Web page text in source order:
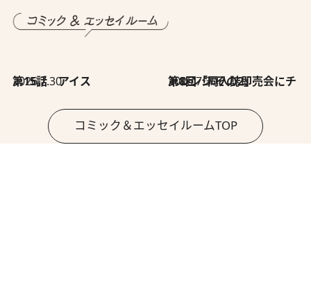
2026.7.30
第15話 アイス 2026.7.30
第8回「同人誌即売会にチャレンジ その2」
コミック＆エッセイルームTOP